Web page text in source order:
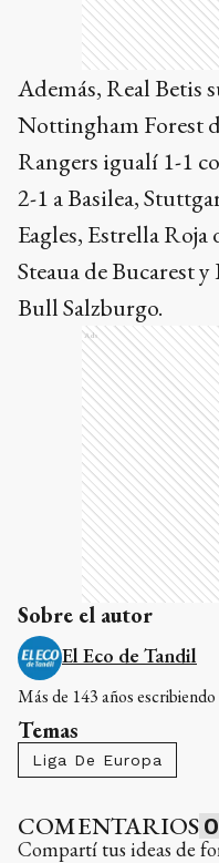
Además, Real Betis
Nottingham Forest
Rangers igualí 1-1
2-1 a Basilea,
Eagles, Estrella
Steaua de Bucarest
Bull Salzburgo.
Ads
Sobre el autor
El Eco de Tandil
Más de 143 años
Temas
Liga De Europa
COMENTARIOS 0
Compartí tus ideas de